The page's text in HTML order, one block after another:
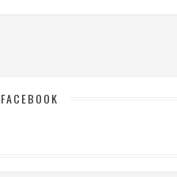
FACEBOOK